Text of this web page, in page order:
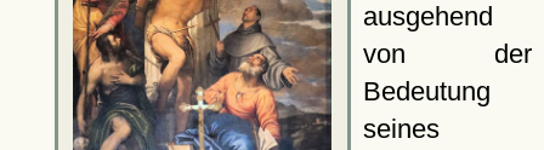
ausgehend
von der
Bedeutung
seines